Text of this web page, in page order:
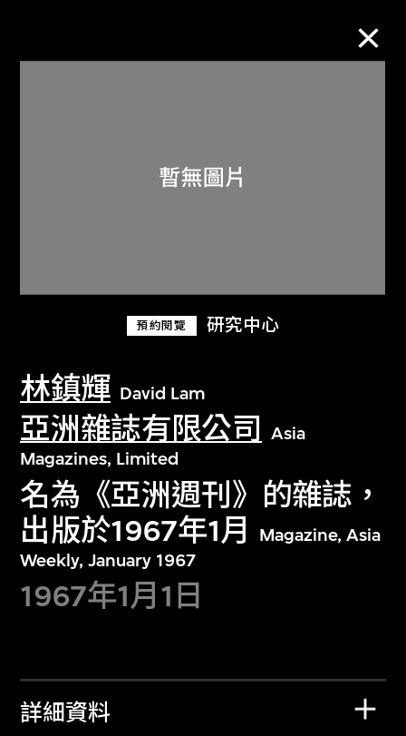
預約閱覽 研究中心
林鎮輝 David Lam
亞洲雜誌有限公司
Asia
Magazines, Limited
名為《亞洲週刊》的雜誌，
出版於1967年1月
Magazine, Asia
Weekly, January 1967
1967年1月1日
詳細資料
關於M+藏品
探索世界頂級的二十及二十一世紀視覺
文化藏品。